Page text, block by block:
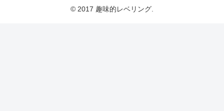
© 2017 趣味的レベリング.